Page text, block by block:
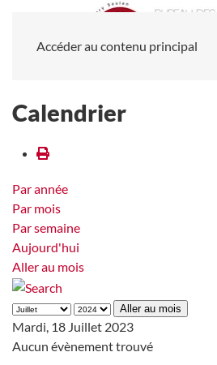
Accéder au contenu principal
Calendrier
Par année
Par mois
Par semaine
Aujourd'hui
Aller au mois
Aller au mois
Mardi, 18 Juillet 2023
Aucun évènement trouvé